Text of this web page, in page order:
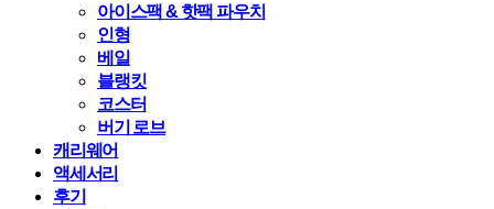
아이스팩 & 핫팩 파우치
인형
베일
블랭킷
코스터
버기 로브
캐리웨어
액세서리
후기